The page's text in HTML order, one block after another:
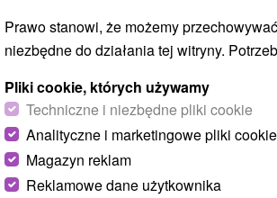
od485,30zł
Prawo stanowi, że możemy
niezbędne do działania tej witryny.
Pliki cookie, których używamy
Techniczne i niezbędne pliki cookie
Analityczne i marketingowe pliki
Magazyn reklam
Reklamowe dane użytkownika